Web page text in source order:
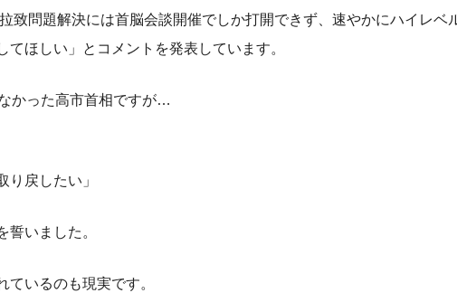
致問題解決には首脳会談開催でしか打開できず、速やかにハイレベ
ほしい」とコメントを発表しています。
かった高市首相ですが…
り戻したい」
いました。
いるのも現実です。